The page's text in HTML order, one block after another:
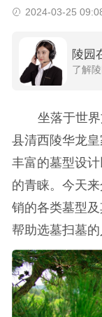
2024-03-25
陵园
了解
坐落于世
县清西陵华龙
丰富的墓型设
的青睐。今天
销的各类墓型
帮助选墓扫墓的